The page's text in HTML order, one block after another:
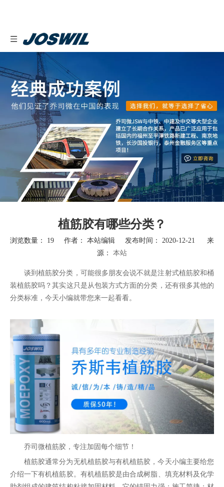
植筋胶有哪些分类？
浏览数量： 19 作者： 本站编辑 发布时间： 2020-12-21 来
源： 本站
["wechat","weibo","qzone","douban","email"]
谈到植筋胶分类，可能很多朋友会说不就是注射式植筋胶和桶
装植筋胶吗？其实这只是从包装方式方面的分类，还有很多其他的
分类标准，今天小编就带您来一起看看。
乔司微植筋胶，专注加固每个细节！
植筋胶通常分为无机植筋胶与有机植筋胶，今天小编主要给您
介绍一下有机植筋胶。有机植筋胶是由合成树脂、填充材料及化学